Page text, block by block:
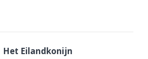
Het Eilandkonijn